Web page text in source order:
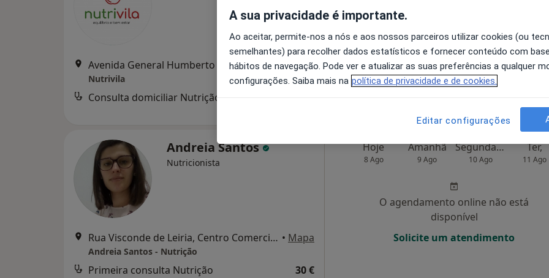
Avenida General Humberto Delgado 145, Vila Do Conde •Mapa
Nutrivila
Consulta domiciliar Nutrição
O agendamento online não está
disponível
Solicite um atendimento
Andreia Santos
Nutricionista
Rua Visconde de Leiria, Centro Comercial do Apoio, 26, Sala T, Barcelos • Mapa
Andreia Santos - Nutrição
Primeira consulta Nutrição 30 €
Hoje
8 Ago
Amanhã
9 Ago
Segunda-feira
10 Ago
Ter,
11 Ago
O agendamento online não está
disponível
Solicite um atendimento
A sua privacidade é importante.
Ao aceitar, permite-nos a nós e aos nossos parceiros utilizar cookies (ou
semelhantes) para recolher dados estatísticos e fornecer conteúdo com
hábitos de navegação. Pode ver e atualizar as suas preferências a qualquer
configurações. Saiba mais na política de privacidade e de cookies.
Editar configurações